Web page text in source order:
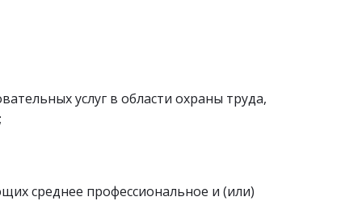
услуг в области охраны труда,
среднее профессиональное и (или)